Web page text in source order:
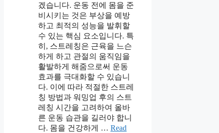
겠습니다. 운동 전에 몸을 준
비시키는 것은 부상을 예방
하고 최적의 성능을 발휘할
수 있는 핵심 요소입니다. 특
히, 스트레칭은 근육을 느슨
하게 하고 관절의 움직임을
활발하게 해줌으로써 운동
효과를 극대화할 수 있습니
다. 이에 따라 적절한 스트레
칭 방법과 워밍업 후의 스트
레칭 시간을 고려하여 올바
른 운동 습관을 길러야 합니
다. 몸을 건강하게 … Read